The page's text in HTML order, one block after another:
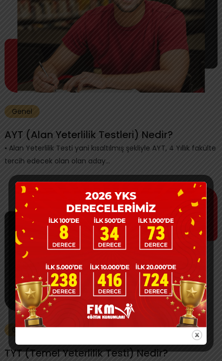
Genel
AYT (Alan Yeterlilik Testleri) Nedir?
⦁ Alan Yeterlilik Testi yani kısaltılmış şekliyle AYT, 4 Yıllık fakülte
tercih edecek olan olan aday...
Genel
TYT (Temel Yeterlilik Testi) Nedir?